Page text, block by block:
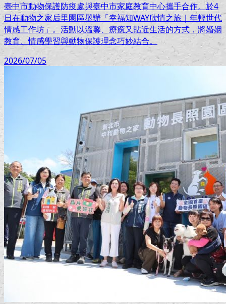
臺中市動物保護防疫處與臺中市家庭教育中心攜手合作。於4
日在動物之家后里園區舉辦「幸福知WAY欣情之旅｜年輕世代
情感工作坊」。活動以溫馨、療癒又貼近生活的方式，將婚姻
教育、情感學習與動物保護理念巧妙結合。
2026/07/05